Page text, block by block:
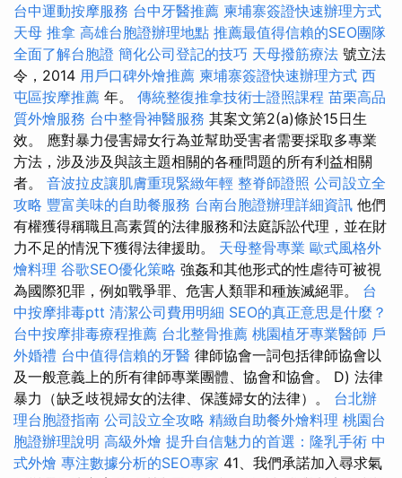
台中運動按摩服務 台中牙醫推薦 柬埔寨簽證快速辦理方式
天母 推拿 高雄台胞證辦理地點 推薦最值得信賴的SEO團隊
全面了解台胞證 簡化公司登記的技巧 天母撥筋療法 號立法
令，2014 用戶口碑外燴推薦 柬埔寨簽證快速辦理方式 西
屯區按摩推薦 年。 傳統整復推拿技術士證照課程 苗栗高品
質外燴服務 台中整骨神醫服務 其案文第2(a)條於15日生
效。 應對暴力侵害婦女行為並幫助受害者需要採取多專業
方法，涉及涉及與該主題相關的各種問題的所有利益相關
者。 音波拉皮讓肌膚重現緊緻年輕 整脊師證照 公司設立全
攻略 豐富美味的自助餐服務 台南台胞證辦理詳細資訊 他們
有權獲得稱職且高素質的法律服務和法庭訴訟代理，並在財
力不足的情況下獲得法律援助。 天母整骨專業 歐式風格外
燴料理 谷歌SEO優化策略 強姦和其他形式的性虐待可被視
為國際犯罪，例如戰爭罪、危害人類罪和種族滅絕罪。 台
中按摩排毒ptt 清潔公司費用明細 SEO的真正意思是什麼？
台中按摩排毒療程推薦 台北整骨推薦 桃園植牙專業醫師 戶
外婚禮 台中值得信賴的牙醫 律師協會一詞包括律師協會以
及一般意義上的所有律師專業團體、協會和協會。 D) 法律
暴力（缺乏歧視婦女的法律、保護婦女的法律）。 台北辦
理台胞證指南 公司設立全攻略 精緻自助餐外燴料理 桃園台
胞證辦理說明 高級外燴 提升自信魅力的首選：隆乳手術 中
式外燴 專注數據分析的SEO專家 41、我們承諾加入尋求氣